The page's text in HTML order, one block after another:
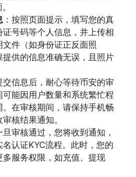
：按照页面提示，填写您的真
证号码等个人信息，并上传相
文件（如身份证正反面照
提供的信息准确无误，且照片
交信息后，耐心等待币安的审
可能因用户数量和系统繁忙程
。在审核期间，请保持手机畅
核结果通知。
旦审核通过，您将收到通知，
认证KYC流程。此时，您的
多服务权限，如充值、提现